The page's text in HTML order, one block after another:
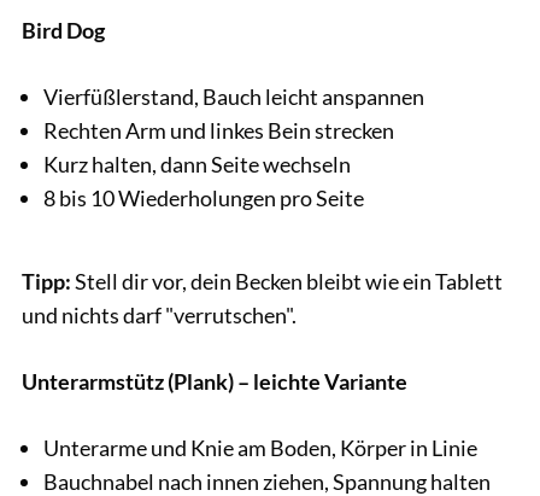
Bird Dog
Vierfüßlerstand, Bauch leicht anspannen
Rechten Arm und linkes Bein strecken
Kurz halten, dann Seite wechseln
8 bis 10 Wiederholungen pro Seite
Tipp:Stell dir vor, dein Becken bleibt wie ein Tablett
und nichts darf "verrutschen".
Unterarmstütz (Plank) – leichte Variante
Unterarme und Knie am Boden, Körper in Linie
Bauchnabel nach innen ziehen, Spannung halten